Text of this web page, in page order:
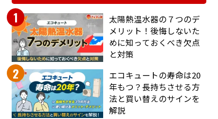
1
太陽熱温水器の７つのデ
メリット！後悔しないた
めに知っておくべき欠点
と対策
2
エコキュートの寿命は20
年もつ？長持ちさせる方
法と買い替えのサインを
解説